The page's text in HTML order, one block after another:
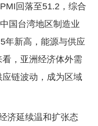
回落至51.2，综合
国台湾地区制造业
年新高，能源与供应
，亚洲经济体外需
链波动，成为区域
济延续温和扩张态